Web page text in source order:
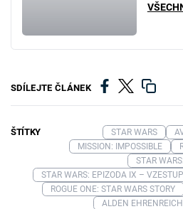
SDÍLEJTE ČLÁNEK
ŠTÍTKY STAR WARS
MISSION: IMPOSSIBLE
STAR
STAR WARS: EPIZODA IX –
ROGUE ONE: STAR WARS STORY
ALDEN EHRENREICH